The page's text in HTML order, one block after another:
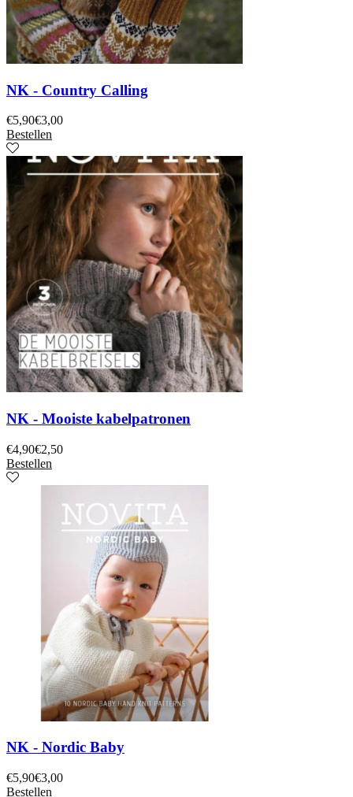
NK - Country Calling
€5,90€3,00
Bestellen
NK - Mooiste kabelpatronen
€4,90€2,50
Bestellen
NK - Nordic Baby
€5,90€3,00
Bestellen